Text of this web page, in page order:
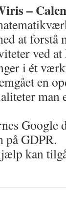
–
at forstå
ved
i ét
en
man
Google
på GDPR.
kan